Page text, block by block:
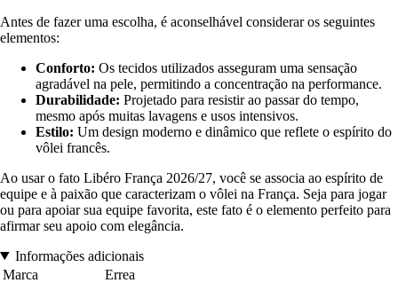
Antes de fazer uma escolha, é aconselhável considerar os seguintes
elementos:
Conforto: Os tecidos utilizados asseguram uma sensação
agradável na pele, permitindo a concentração na performance.
Durabilidade: Projetado para resistir ao passar do tempo,
mesmo após muitas lavagens e usos intensivos.
Estilo: Um design moderno e dinâmico que reflete o espírito do
vôlei francês.
Ao usar o fato Libéro França 2026/27, você se associa ao espírito de
equipe e à paixão que caracterizam o vôlei na França. Seja para jogar
ou para apoiar sua equipe favorita, este fato é o elemento perfeito para
afirmar seu apoio com elegância.
Informações adicionais
Marca
Errea